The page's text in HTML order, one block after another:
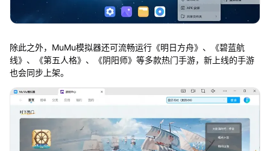
除此之外，MuMu模拟器还可流畅运行《明日方舟》、《碧蓝航
线》、《第五人格》、《阴阳师》等多款热门手游，新上线的手游
也会同步上架。